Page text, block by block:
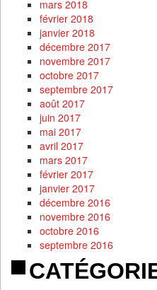
mars 2018
février 2018
janvier 2018
décembre 2017
novembre 2017
octobre 2017
septembre 2017
août 2017
juin 2017
mai 2017
avril 2017
mars 2017
février 2017
janvier 2017
décembre 2016
novembre 2016
octobre 2016
septembre 2016